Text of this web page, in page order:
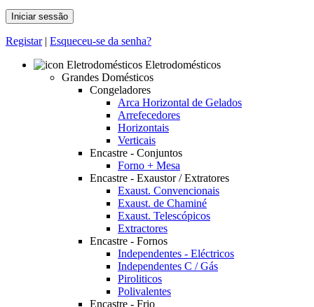
Registar| Esqueceu-se da senha?
Eletrodomésticos
Grandes Domésticos
Congeladores
Arca Horizontal de Gelados
Arrefecedores
Horizontais
Verticais
Encastre - Conjuntos
Forno + Mesa
Encastre - Exaustor / Extratores
Exaust. Convencionais
Exaust. de Chaminé
Exaust. Telescópicos
Extractores
Encastre - Fornos
Independentes - Eléctricos
Independentes C / Gás
Piroliticos
Polivalentes
Encastre - Frio